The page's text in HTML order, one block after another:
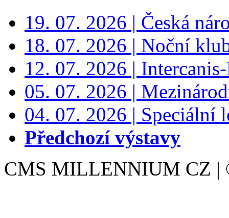
19. 07. 2026 | Česká
18. 07. 2026 | Noční
12. 07. 2026 |
05. 07. 2026 |
04. 07. 2026 | Speciální
Předchozí výstavy
CMS MILLENNIUM CZ |